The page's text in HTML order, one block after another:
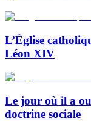
L’Église
Léon XIV
Le jour où il a
doctrine sociale